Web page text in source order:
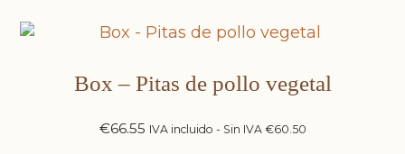
Box – Pitas de pollo vegetal
€66.55 IVA incluido - Sin IVA €60.50